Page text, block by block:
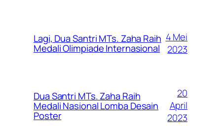
Lagi, Dua Santri MTs. Zaha Raih
Medali Olimpiade Internasional
4 Mei
2023
Dua Santri MTs. Zaha Raih
Medali Nasional Lomba Desain
Poster
20
April
2023